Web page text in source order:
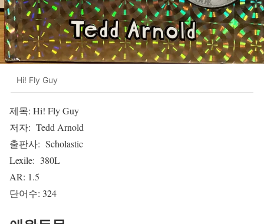
Hi! Fly Guy
제목: Hi! Fly Guy
저자: Tedd Arnold
출판사: Scholastic
Lexile: 380L
AR: 1.5
단어수: 324